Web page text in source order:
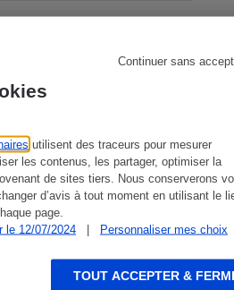
utilisent des traceurs pour mesurer
les contenus, les partager, optimiser la
de sites tiers. Nous conserverons
d’avis à tout moment en utilisant le
page.
le 12/07/2024
| Personnaliser mes choix
Continuer sans
TOUT ACCEPTER &